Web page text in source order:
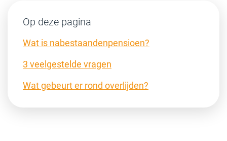
Op deze pagina
Wat is nabestaandenpensioen?
3 veelgestelde vragen
Wat gebeurt er rond overlijden?